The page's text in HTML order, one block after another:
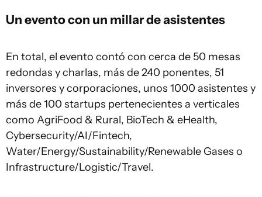
Un evento con un millar de asistentes
En total, el evento contó con cerca de 50 mesas
redondas y charlas, más de 240 ponentes, 51
inversores y corporaciones, unos 1000 asistentes y
más de 100 startups pertenecientes a verticales
como AgriFood & Rural, BioTech & eHealth,
Cybersecurity/AI/Fintech,
Water/Energy/Sustainability/Renewable Gases o
Infrastructure/Logistic/Travel.